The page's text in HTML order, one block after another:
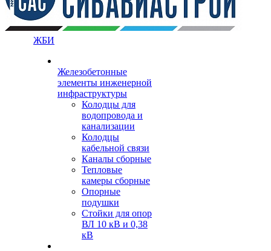
ЖБИ
Железобетонные
элементы инженерной
инфраструктуры
Колодцы для
водопровода и
канализации
Колодцы
кабельной связи
Каналы сборные
Тепловые
камеры сборные
Опорные
подушки
Стойки для опор
ВЛ 10 кВ и 0,38
кВ